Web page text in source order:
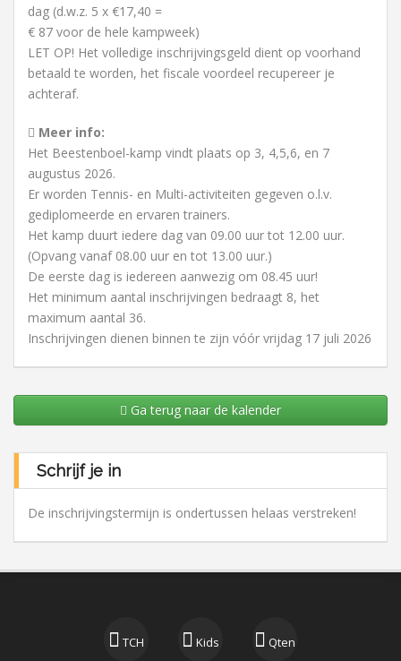
dag (d.w.z. 5 x €17,40 =
€ 87 voor de hele kampweek)
LET OP! Het volledige inschrijvingsgeld dient op voorhand
betaald te worden, het fiscale voordeel recupereer je
achteraf.
Meer info:
Het Beestenboel-kamp vindt plaats op 3, 4,5,6, en 7
augustus 2026.
Er worden Tennis- en Multi-activiteiten gegeven o.l.v.
gediplomeerde en ervaren trainers.
Het kamp duurt iedere dag van 09.00 uur tot 12.00 uur.
(Opvang vanaf 08.00 uur en tot 13.00 uur.)
De eerste dag is iedereen aanwezig om 08.45 uur!
Het minimum aantal inschrijvingen bedraagt 8, het
maximum aantal 36.
Inschrijvingen dienen binnen te zijn vóór vrijdag 17 juli 2026
Ga terug naar de kalender
Schrijf je in
De inschrijvingstermijn is ondertussen helaas verstreken!
TCH Kids Qten